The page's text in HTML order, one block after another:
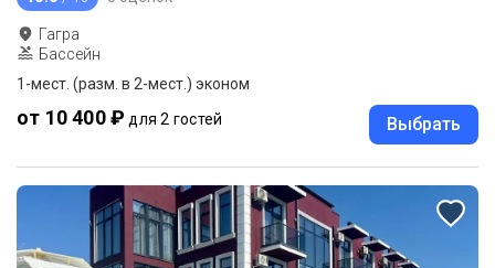
Гагра
Бассейн
1-мест. (разм. в 2-мест.) эконом
от 10 400 ₽ для 2 гостей Выбрать